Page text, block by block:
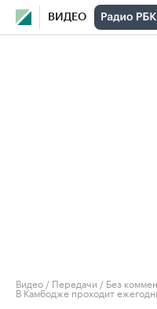
ВИДЕО
Видео / Передачи / Без
В Камбодже проходит